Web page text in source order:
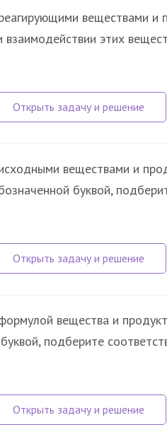
веществами и
этих
веществами и
буквой,
вещества и
подберите